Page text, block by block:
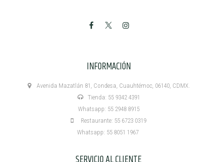
INFORMACIÓN
Avenida Mazatlán 81, Condesa, Cuauhtémoc, 06140, CDMX.
Tienda: 55 9342 4391
Whatsapp: 55 2948 8915
Restaurante: 55 6723 0319
Whatsapp: 55 8051 1967